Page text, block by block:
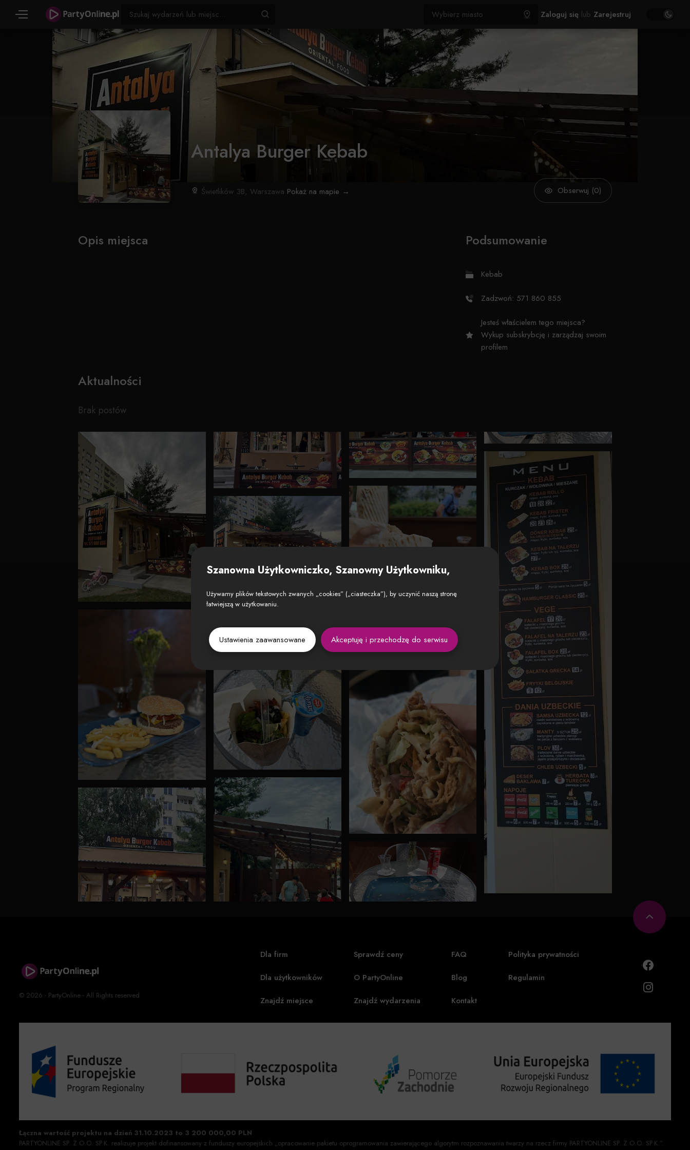
Zaloguj się lub Zarejestruj
Antalya Burger Kebab
Świetlików 3B, Warszawa Pokaż na mapie → Obserwuj (0)
Opis miejsca Podsumowanie
Kebab
Zadzwoń: 571 860 855
Jesteś właścielem tego miejsca?
Wykup subskrybcję i zarządzaj swoim
profilem
Aktualności
Brak postów
© 2026 - PartyOnline - All Rights reserved
Dla firm
Dla użytkowników
Znajdź miejsce
Sprawdź ceny
O PartyOnline
Znajdź wydarzenia
FAQ
Blog
Kontakt
Polityka prywatności
Regulamin
Łączna wartość projektu na dzień 31.10.2023 to 3 200 000,00 PLN
PARTYONLINE SP. Z O.O. SP.K. realizuje projekt dofinansowany z funduszy europejskich „opracowanie pakietu oprogramowania zawierającego algorytm rozpoznawania twarzy na rzecz firmy PARTYONLINE SP. Z O.O. SP.K.”.
Szanowna Użytkowniczko, Szanowny Użytkowniku,
Używamy plików tekstowych zwanych „cookies” („ciasteczka”), by uczynić naszą stronę
łatwiejszą w użytkowaniu.
Ustawienia zaawansowane Akceptuję i przechodzę do serwisu